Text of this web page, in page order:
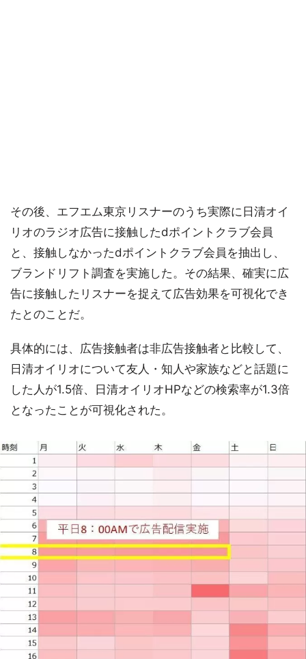
その後、エフエム東京リスナーのうち実際に日清オイ
リオのラジオ広告に接触したdポイントクラブ会員
と、接触しなかったdポイントクラブ会員を抽出し、
ブランドリフト調査を実施した。その結果、確実に広
告に接触したリスナーを捉えて広告効果を可視化でき
たとのことだ。
具体的には、広告接触者は非広告接触者と比較して、
日清オイリオについて友人・知人や家族などと話題に
した人が1.5倍、日清オイリオHPなどの検索率が1.3倍
となったことが可視化された。